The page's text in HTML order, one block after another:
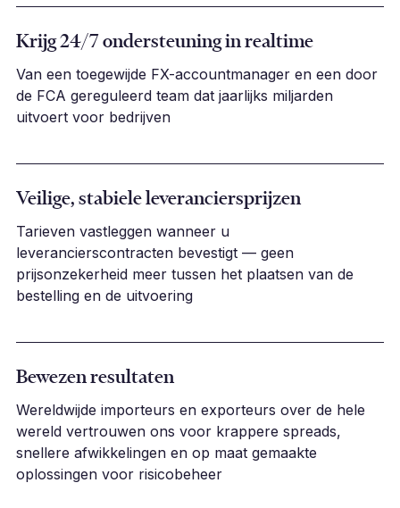
Krijg 24/7 ondersteuning in realtime
Van een toegewijde FX-accountmanager en een door
de FCA gereguleerd team dat jaarlijks miljarden
uitvoert voor bedrijven
Veilige, stabiele leveranciersprijzen
Tarieven vastleggen wanneer u
leverancierscontracten bevestigt — geen
prijsonzekerheid meer tussen het plaatsen van de
bestelling en de uitvoering
Bewezen resultaten
Wereldwijde importeurs en exporteurs over de hele
wereld vertrouwen ons voor krappere spreads,
snellere afwikkelingen en op maat gemaakte
oplossingen voor risicobeheer